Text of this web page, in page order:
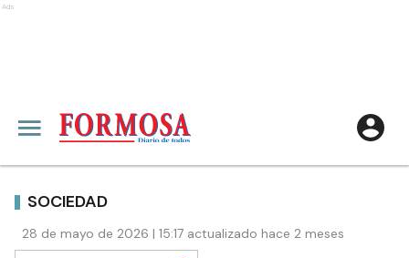
Ads
SOCIEDAD
28 de mayo de 2026 | 15:17 actualizado hace 2 meses